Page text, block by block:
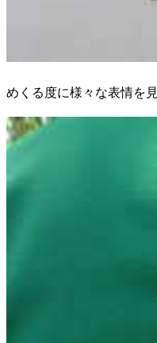
めくる度に様々な表情を